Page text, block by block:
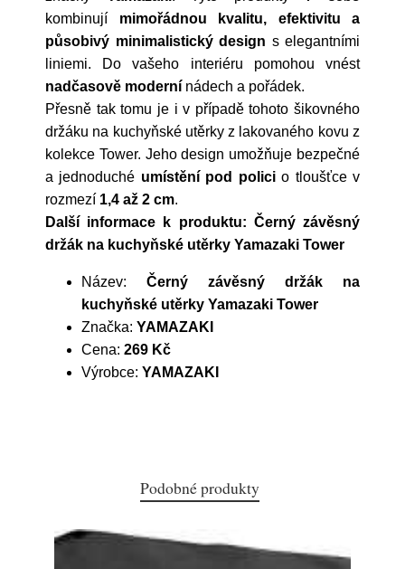
kombinují mimořádnou kvalitu, efektivitu a
působivý minimalistický design s elegantními
liniemi. Do vašeho interiéru pomohou vnést
nadčasově moderní nádech a pořádek.
Přesně tak tomu je i v případě tohoto šikovného
držáku na kuchyňské utěrky z lakovaného kovu z
kolekce Tower. Jeho design umožňuje bezpečné
a jednoduché umístění pod policio tloušťce v
rozmezí 1,4 až 2 cm.
Další informace k produktu: Černý závěsný
držák na kuchyňské utěrky Yamazaki Tower
Název: Černý závěsný držák na
kuchyňské utěrky Yamazaki Tower
Značka: YAMAZAKI
Cena: 269 Kč
Výrobce: YAMAZAKI
Podobné produkty